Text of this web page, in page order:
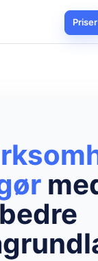
Priser
bedre